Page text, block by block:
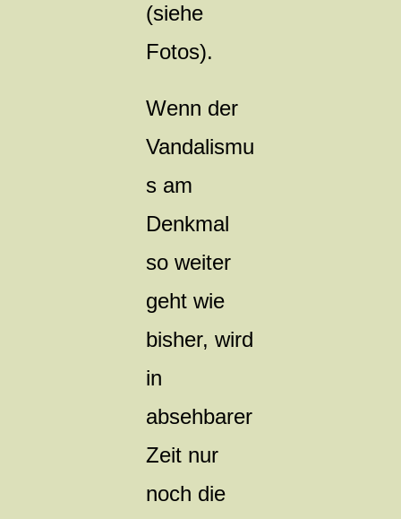
(siehe
Fotos).
Wenn der
Vandalismu
s am
Denkmal
so weiter
geht wie
bisher, wird
in
absehbarer
Zeit nur
noch die